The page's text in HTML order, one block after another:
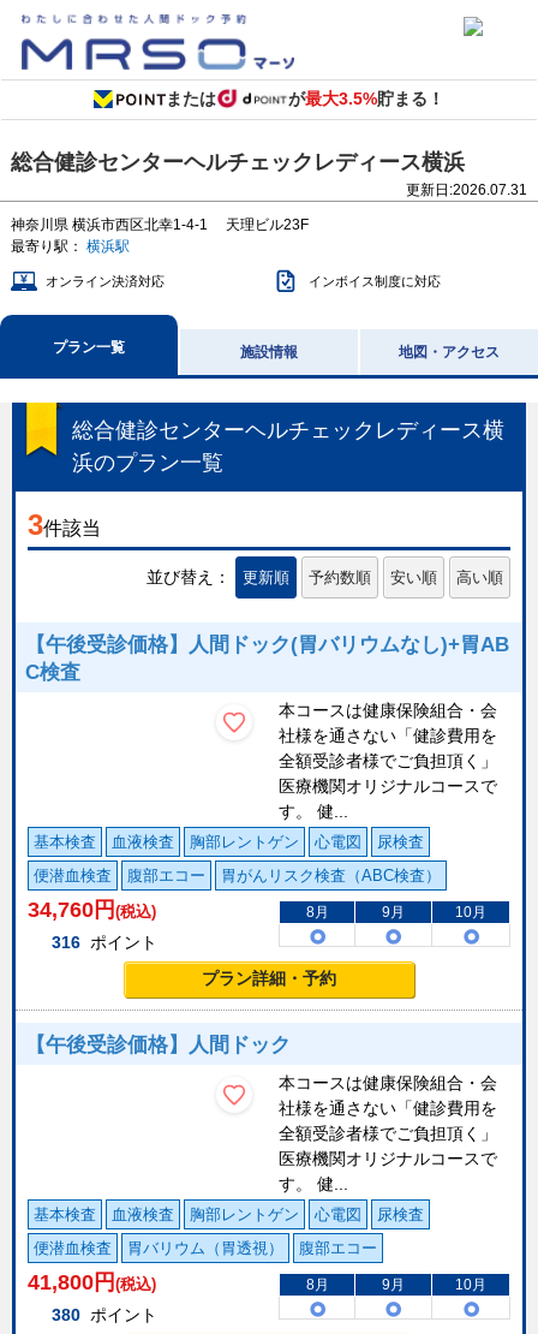
または が最大3.5%貯まる！
総合健診センターヘルチェックレディース横浜
更新日:2026.07.31
神奈川県 横浜市西区北幸1-4-1
天理ビル23F
最寄り駅： 横浜駅
オンライン決済対応 インボイス制度に対応
プラン一覧 施設情報 地図・アクセス
総合健診センターヘルチェックレディース横
浜のプラン一覧
3件該当
並び替え： 更新順 予約数順 安い順 高い順
【午後受診価格】人間ドック(胃バリウムなし)+胃AB
C検査
本コースは健康保険組合・会
社様を通さない「健診費用を
全額受診者様でご負担頂く」
医療機関オリジナルコースで
す。 健...
基本検査 血液検査 胸部レントゲン 心電図
尿検査
便潜血検査
腹部エコー 胃がんリスク検査（ABC検査）
34,760 円 (税込)
316 ポイント
8月 9月 10月
プラン詳細・予約
【午後受診価格】人間ドック
本コースは健康保険組合・会
社様を通さない「健診費用を
全額受診者様でご負担頂く」
医療機関オリジナルコースで
す。 健...
基本検査 血液検査 胸部レントゲン 心電図
尿検査
便潜血検査
胃バリウム（胃透視） 腹部エコー
41,800 円 (税込)
380 ポイント
8月 9月 10月